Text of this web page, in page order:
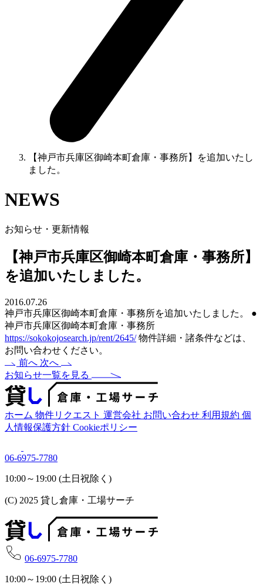
【神戸市兵庫区御崎本町倉庫・事務所】を追加いたし
ました。
NEWS
お知らせ・更新情報
【神戸市兵庫区御崎本町倉庫・事務所】
を追加いたしました。
2016.07.26
神戸市兵庫区御崎本町倉庫・事務所を追加いたしました。 ●
神戸市兵庫区御崎本町倉庫・事務所
https://sokokojosearch.jp/rent/2645/物件詳細・諸条件などは、
お問い合わせください。
前へ 次へ
お知らせ一覧を見る
ホーム 物件リクエスト 運営会社 お問い合わせ 利用規約 個
人情報保護方針 Cookieポリシー
06-6975-7780
10:00～19:00 (土日祝除く)
(C) 2025 貸し倉庫・工場サーチ
06-6975-7780
10:00～19:00 (土日祝除く)